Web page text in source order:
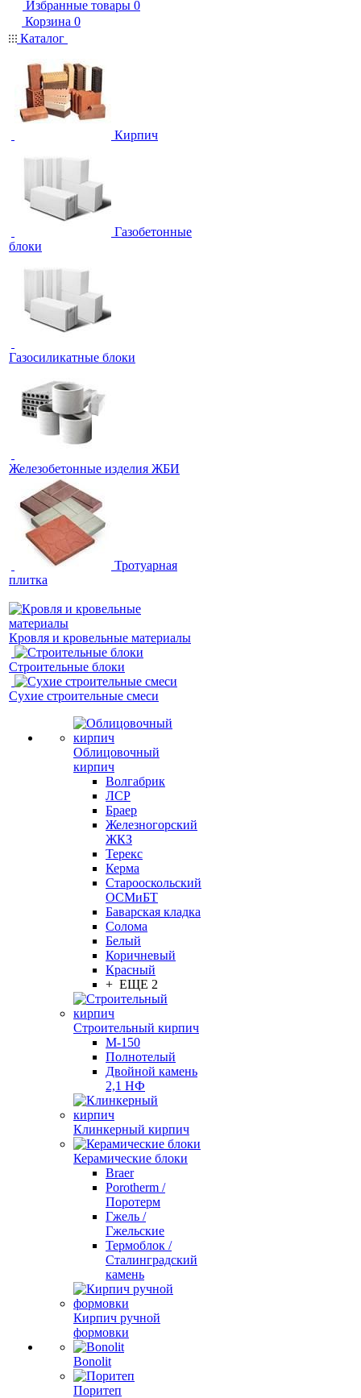
Избранные товары 0
Корзина 0
Каталог
Кирпич
Газобетонные
блоки
Газосиликатные блоки
Железобетонные изделия ЖБИ
Тротуарная
плитка
Кровля и кровельные материалы
Строительные блоки
Сухие строительные смеси
Облицовочный
кирпич
Волгабрик
ЛСР
Браер
Железногорский
ЖКЗ
Терекс
Керма
Старооскольский
ОСМиБТ
Баварская кладка
Солома
Белый
Коричневый
Красный
+ ЕЩЕ 2
Строительный кирпич
М-150
Полнотелый
Двойной камень
2,1 НФ
Клинкерный кирпич
Керамические блоки
Braer
Porotherm /
Поротерм
Гжель /
Гжельские
Термоблок /
Сталинградский
камень
Кирпич ручной
формовки
Bonolit
Поритеп